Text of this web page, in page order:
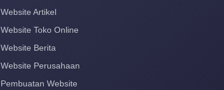
Website Artikel
Website Toko Online
Website Berita
Website Perusahaan
Pembuatan Website